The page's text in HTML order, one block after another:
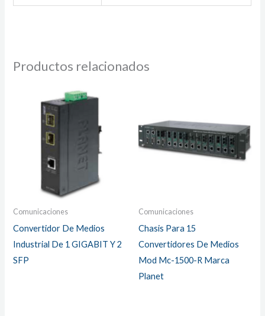
Productos relacionados
Comunicaciones
Convertidor De Medios
Industrial De 1 GIGABIT Y 2
SFP
Comunicaciones
Chasis Para 15
Convertidores De Medios
Mod Mc-1500-R Marca
Planet